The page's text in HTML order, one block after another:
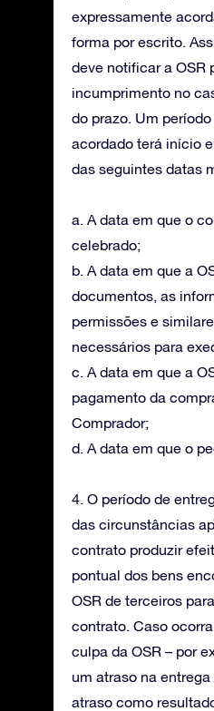
expressamente
forma por escrito.
deve notificar a OSR
incumprimento no
do prazo. Um
acordado terá início
das seguintes datas
a. A data em que o
celebrado;
b. A data em que a
documentos, as
permissões e
necessários para
c. A data em que a
pagamento da
Comprador;
d. A data em que o
4. O período de
das circunstâncias
contrato produzir
pontual dos bens
OSR de terceiros
contrato. Caso
culpa da OSR – por
um atraso na
atraso como